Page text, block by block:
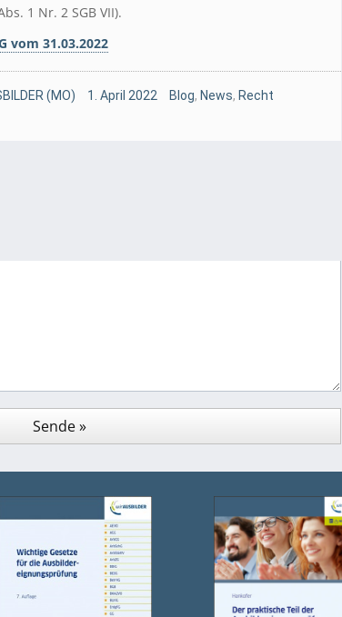
1 Nr. 2 SGB VII).
vom 31.03.2022
(MO) 1. April 2022 Blog, News, Recht